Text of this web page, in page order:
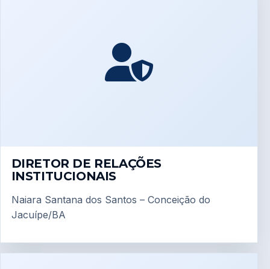
DIRETOR DE RELAÇÕES
INSTITUCIONAIS
Naiara Santana dos Santos – Conceição do
Jacuípe/BA